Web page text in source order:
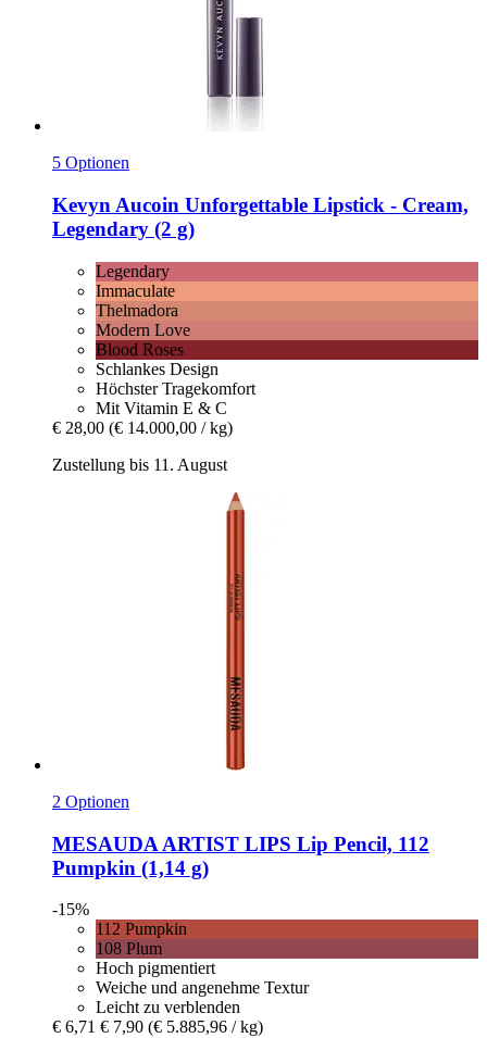
5 Optionen
Kevyn Aucoin Unforgettable Lipstick -​ Cream,
Legendary (2 g)
Legendary
Immaculate
Thelmadora
Modern Love
Blood Roses
Schlankes Design
Höchster Tragekomfort
Mit Vitamin E & C
€ 28,00 (€ 14.000,00 / kg)
Zustellung bis 11. August
2 Optionen
MESAUDA ARTIST LIPS Lip Pencil, 112
Pumpkin (1,14 g)
-15%
112 Pumpkin
108 Plum
Hoch pigmentiert
Weiche und angenehme Textur
Leicht zu verblenden
€ 6,71 € 7,90 (€ 5.885,96 / kg)